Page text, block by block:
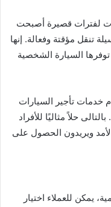
لفترات قصيرة أصبحت
تنقل مؤقتة وفعالة. إنها
السيارة الشخصية
خدمات تأجير السيارات
حلاً مثاليًا للأفراد
ويريدون الحصول على
يمكن للعملاء اختيار